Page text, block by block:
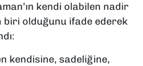
kendi olabilen nadir
biri olduğunu ifade ederek
kendisine, sadeliğine,